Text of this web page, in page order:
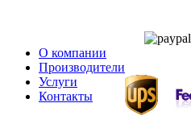
О компании
Производители
Услуги
Контакты